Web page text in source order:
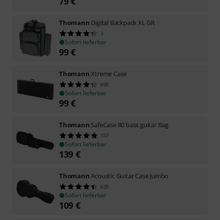
Thomann Digital Backpack XL GR
3
Sofort lieferbar
99€
ThomannXtreme Case
690
Sofort lieferbar
99€
Thomann SafeCase 80 bass guitar Bag
157
Sofort lieferbar
139 €
ThomannAcoustic Guitar Case Jumbo
625
Sofort lieferbar
109 €